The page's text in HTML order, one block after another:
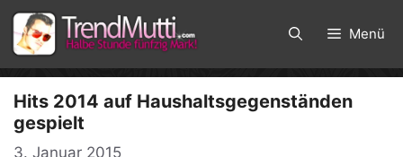
Zum
Inhalt
springen
Menü
Hits 2014 auf Haushaltsgegenständen
gespielt
3. Januar 2015